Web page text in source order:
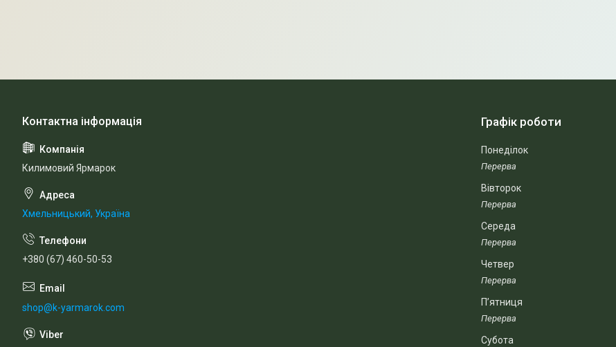
Килимовий Ярмарок
Хмельницький, Україна
+380 (67) 460-50-53
shop@k-yarmarok.com
Графік роботи
Понеділок
Вівторок
Середа
Четвер
Пʼятниця
Субота